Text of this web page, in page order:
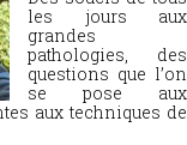
les jours aux
grandes
pathologies, des
questions que l’on
se pose aux
aux techniques de